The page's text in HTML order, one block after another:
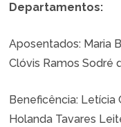
Departamentos:
Aposentados: Maria
Clóvis Ramos Sodré
Beneficência: Letícia
Holanda Tavares